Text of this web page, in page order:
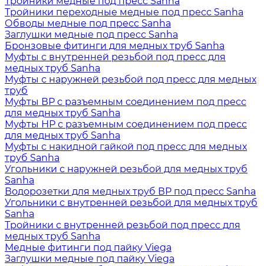
Тройники переходные медные под пресс Sanha
Обводы медные под пресс Sanha
Заглушки медные под пресс Sanha
Бронзовые фитинги для медных труб Sanha
Муфты с внутренней резьбой под пресс для
медных труб Sanha
Муфты с наружней резьбой под пресс для медных
труб
Муфты ВР с разъемным соединением под пресс
для медных труб Sanha
Муфты НР с разъемным соединением под пресс
для медных труб Sanha
Муфты с накидной гайкой под пресс для медных
труб Sanha
Угольники с наружней резьбой для медных труб
Sanha
Водорозетки для медных труб ВР под пресс Sanha
Угольники с внутренней резьбой для медных труб
Sanha
Тройники с внутренней резьбой под пресс для
медных труб Sanha
Медные фитинги под пайку Viega
Заглушки медные под пайку Viega